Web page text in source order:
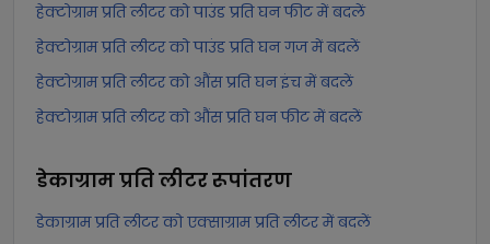
हेक्टोग्राम प्रति लीटर को पाउंड प्रति घन फीट में बदलें
हेक्टोग्राम प्रति लीटर को पाउंड प्रति घन गज में बदलें
हेक्टोग्राम प्रति लीटर को औंस प्रति घन इंच में बदलें
हेक्टोग्राम प्रति लीटर को औंस प्रति घन फीट में बदलें
डेकाग्राम प्रति लीटररूपांतरण
डेकाग्राम प्रति लीटर को एक्साग्राम प्रति लीटर में बदलें